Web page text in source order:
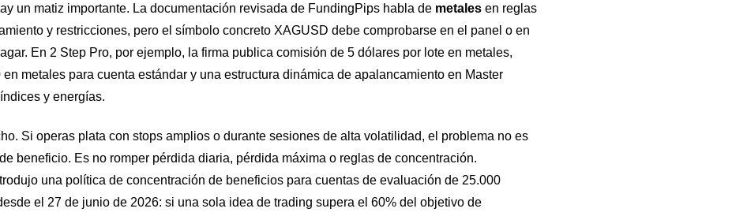
un matiz importante. La documentación revisada de FundingPips habla de metales en reglas
y restricciones, pero el símbolo concreto XAGUSD debe comprobarse en el panel o en
En 2 Step Pro, por ejemplo, la firma publica comisión de 5 dólares por lote en metales,
metales para cuenta estándar y una estructura dinámica de apalancamiento en Master
y energías.
Si operas plata con stops amplios o durante sesiones de alta volatilidad, el problema no es
beneficio. Es no romper pérdida diaria, pérdida máxima o reglas de concentración.
una política de concentración de beneficios para cuentas de evaluación de 25.000
el 27 de junio de 2026: si una sola idea de trading supera el 60% del objetivo de